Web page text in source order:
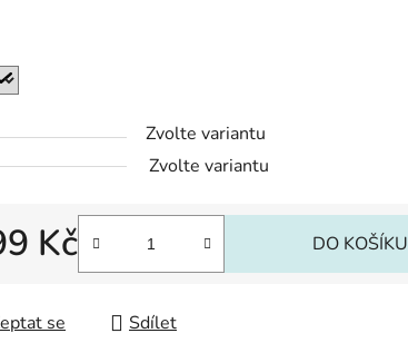
Zvolte variantu
Zvolte variantu
Kč DO KOŠÍKU
se Sdílet